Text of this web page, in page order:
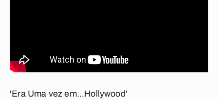
'Era Uma vez em...Hollywood'